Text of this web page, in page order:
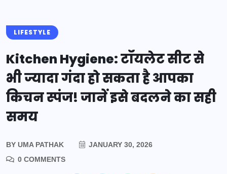
LIFESTYLE
Kitchen Hygiene: टॉयलेट सीट से
भी ज्यादा गंदा हो सकता है आपका
किचन स्पंज! जानें इसे बदलने का सही
समय
BY UMA PATHAK
JANUARY 30, 2026
0 COMMENTS